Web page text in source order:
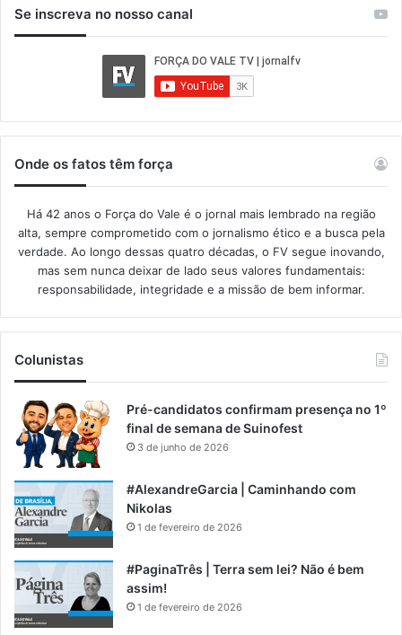
Se inscreva no nosso canal
Onde os fatos têm força
Há 42 anos o Força do Vale é o jornal mais lembrado na região
alta, sempre comprometido com o jornalismo ético e a busca pela
verdade. Ao longo dessas quatro décadas, o FV segue inovando,
mas sem nunca deixar de lado seus valores fundamentais:
responsabilidade, integridade e a missão de bem informar.​
Colunistas
Pré-candidatos confirmam presença no 1º
final de semana de Suinofest
3 de junho de 2026
#AlexandreGarcia | Caminhando com
Nikolas
1 de fevereiro de 2026
#PaginaTrês | Terra sem lei? Não é bem
assim!
1 de fevereiro de 2026